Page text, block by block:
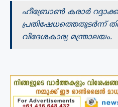
ഹീബ്രോൺ കരാർ
പ്രതിഷേധത്തെതുടർന്ന്
വിദേശകാര്യ മന്ത്രാലയം.